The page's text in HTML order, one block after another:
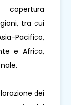
copertura
tra cui
Pacifico,
e Africa,
dei